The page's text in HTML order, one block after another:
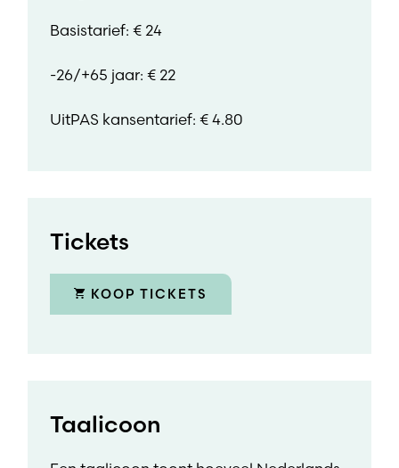
Basistarief: € 24
-26/+65 jaar: € 22
UitPAS kansentarief: € 4.80
Tickets
KOOP TICKETS
Taalicoon